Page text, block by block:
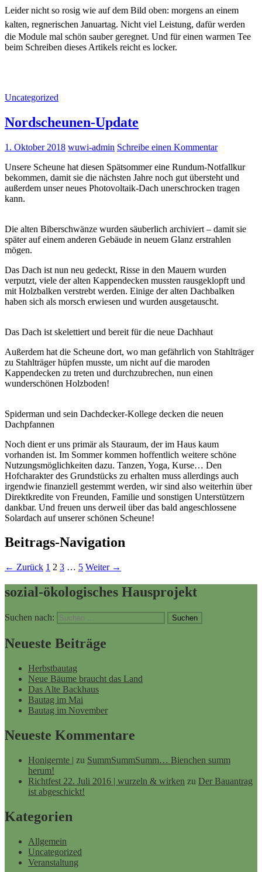
Leider nicht so rosig wie auf dem Bild oben: morgens an einem
kalten, regnerischen Januartag. Nicht viel Leistung, dafür werden
die Module mal schön sauber geregnet. Und für einen warmen Tee
beim Schreiben dieses Artikels reicht es locker.
Uncategorized
Nordscheunen-Update
1. Oktober 2018 wuwi-admin Schreibe einen Kommentar
Unsere Scheune hat diesen Spätsommer eine Rundum-Notfallkur
bekommen, damit sie die nächsten Jahre noch gut übersteht und
außerdem unser neues Photovoltaik-Dach unerschrocken tragen
kann.
Die alten Biberschwänze wurden säuberlich archiviert – damit sie
später auf einem anderen Gebäude in neuem Glanz erstrahlen
mögen.
Das Dach ist nun neu gedeckt, Risse in den Mauern wurden
verputzt, viele der alten Kappendecken mussten rausgeklopft und
mit Holzbalken verstrebt werden. Einige der alten Dachbalken
haben sich als morsch erwiesen und wurden ausgetauscht.
Das Dach ist skelettiert und bereit für die neue Dachhaut
Außerdem hat die Scheune dort, wo man gefährlich von Stahlträger
zu Stahlträger hüpfen musste, um nicht auf die maroden
Kappendecken zu treten und durchzubrechen, nun einen
wunderschönen Holzboden!
Spiderman und sein Dachdecker-Kollege decken die neuen
Dachpfannen
Noch dient er uns primär als Stauraum, der im Haus kaum
vorhanden ist. Im Sommer kommen hoffentlich weitere schöne
Nutzungsmöglichkeiten dazu. Tanzen, Yoga, Kurse… Den
Hofcharakter des Grundstücks zu erhalten muss allerdings auch
irgendwie finanziell gestemmt werden, wir sind also weiterhin über
Direktkredite von Freunden, Familie und sonstigen Unterstützern
dankbar. Und freuen uns derweil über das bald angeschlossene
Solardach auf unserer schönen Scheune!
Beitrags-Navigation
← Zurück 1 2 3 … 5 Weiter →
sozial-ökologisches Hausprojekt
Suchen nach:
Neueste Beiträge
Herbstbautag
Neue Bäume braucht das Land
Das Alte Backhaus
Bautag im Mai
Bautag im November
Neueste Kommentare
Honigernte | zu SummSummSumm… Bienchen summ
herum!
Richtfest 22. Juli 2016 | wurzeln & wirken zu Der Bauantrag
ist abgeschickt!
Kategorien
Allgemein
Uncategorized
Veranstaltung